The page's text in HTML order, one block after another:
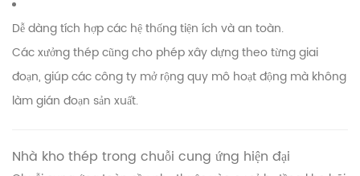
Dễ dàng tích hợp các hệ thống tiện ích và an toàn.
Các xưởng thép cũng cho phép xây dựng theo từng giai
đoạn, giúp các công ty mở rộng quy mô hoạt động mà không
làm gián đoạn sản xuất.
Nhà kho thép trong chuỗi cung ứng hiện đại